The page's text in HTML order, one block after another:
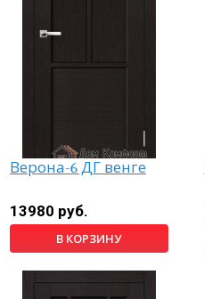
Верона-6 ДГ венге
13980 руб.
В КОРЗИНУ